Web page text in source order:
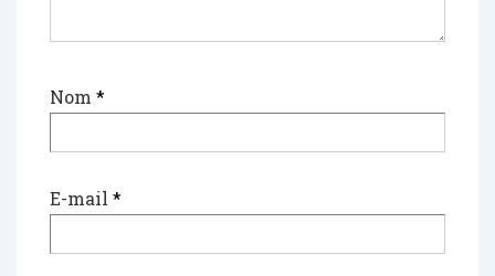
Nom *
E-mail *